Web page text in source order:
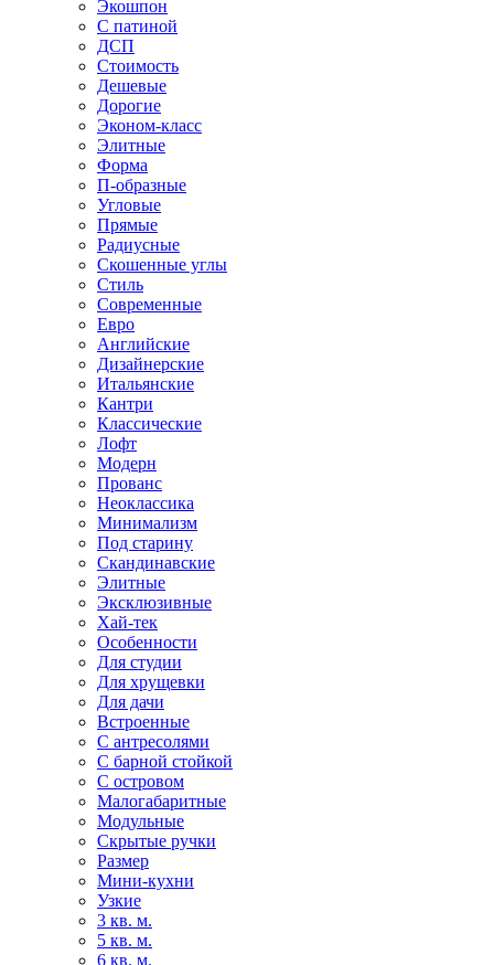
Экошпон
С патиной
ДСП
Стоимость
Дешевые
Дорогие
Эконом-класс
Элитные
Форма
П-образные
Угловые
Прямые
Радиусные
Скошенные углы
Стиль
Современные
Евро
Английские
Дизайнерские
Итальянские
Кантри
Классические
Лофт
Модерн
Прованс
Неоклассика
Минимализм
Под старину
Скандинавские
Элитные
Эксклюзивные
Хай-тек
Особенности
Для студии
Для хрущевки
Для дачи
Встроенные
С антресолями
С барной стойкой
С островом
Малогабаритные
Модульные
Скрытые ручки
Размер
Мини-кухни
Узкие
3 кв. м.
5 кв. м.
6 кв. м.